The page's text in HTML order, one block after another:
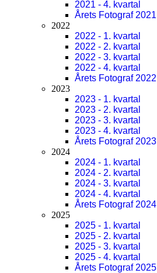
2021 - 4. kvartal
Årets Fotograf 2021
2022
2022 - 1. kvartal
2022 - 2. kvartal
2022 - 3. kvartal
2022 - 4. kvartal
Årets Fotograf 2022
2023
2023 - 1. kvartal
2023 - 2. kvartal
2023 - 3. kvartal
2023 - 4. kvartal
Årets Fotograf 2023
2024
2024 - 1. kvartal
2024 - 2. kvartal
2024 - 3. kvartal
2024 - 4. kvartal
Årets Fotograf 2024
2025
2025 - 1. kvartal
2025 - 2. kvartal
2025 - 3. kvartal
2025 - 4. kvartal
Årets Fotograf 2025